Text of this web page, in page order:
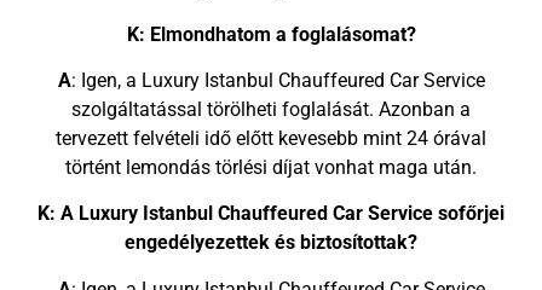
K: Elmondhatom a foglalásomat?
A: Igen, a Luxury Istanbul Chauffeured Car Service
szolgáltatással törölheti foglalását. Azonban a
tervezett felvételi idő előtt kevesebb mint 24 órával
történt lemondás törlési díjat vonhat maga után.
K: A Luxury Istanbul Chauffeured Car Service sofőrjei
engedélyezettek és biztosítottak?